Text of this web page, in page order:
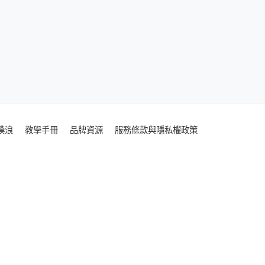
浪 教學手冊 品牌資源 服務條款與隱私權政策